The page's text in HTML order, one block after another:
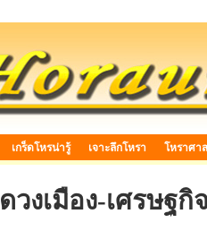
เกร็ดโหรน่ารู้ เจาะลึกโหรา โหราศา
ดวงเมือง-เศรษฐ